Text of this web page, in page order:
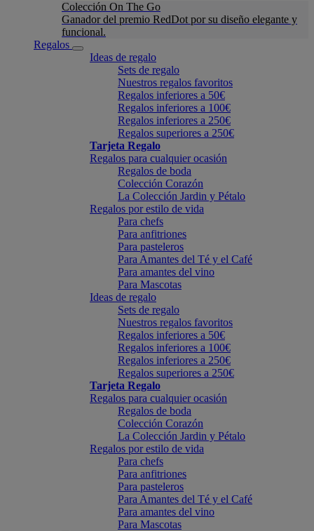
Colección On The Go
Ganador del premio RedDot por su diseño elegante y
funcional.
Regalos
Ideas de regalo
Sets de regalo
Nuestros regalos favoritos
Regalos inferiores a 50€
Regalos inferiores a 100€
Regalos inferiores a 250€
Regalos superiores a 250€
Tarjeta Regalo
Regalos para cualquier ocasión
Regalos de boda
Colección Corazón
La Colección Jardin y Pétalo
Regalos por estilo de vida
Para chefs
Para anfitriones
Para pasteleros
Para Amantes del Té y el Café
Para amantes del vino
Para Mascotas
Ideas de regalo
Sets de regalo
Nuestros regalos favoritos
Regalos inferiores a 50€
Regalos inferiores a 100€
Regalos inferiores a 250€
Regalos superiores a 250€
Tarjeta Regalo
Regalos para cualquier ocasión
Regalos de boda
Colección Corazón
La Colección Jardin y Pétalo
Regalos por estilo de vida
Para chefs
Para anfitriones
Para pasteleros
Para Amantes del Té y el Café
Para amantes del vino
Para Mascotas